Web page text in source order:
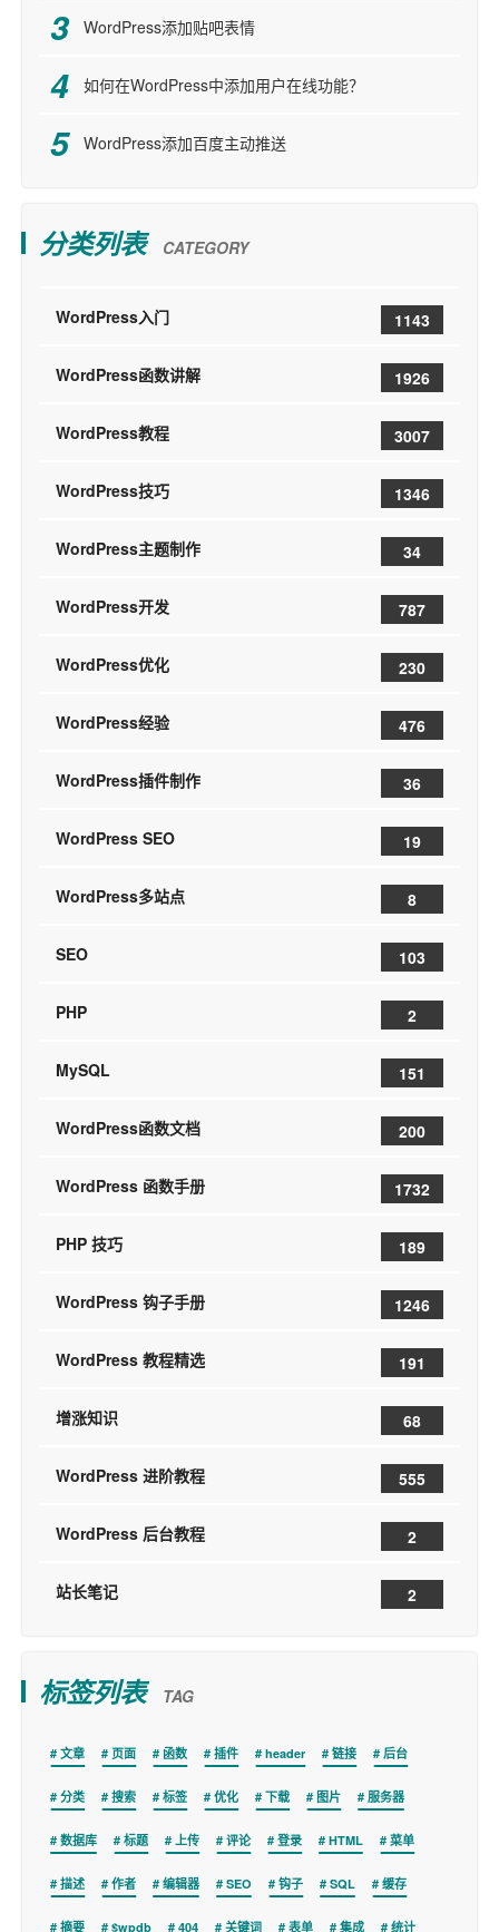
WordPress添加贴吧表情
如何在WordPress中添加用户在线功能？
WordPress添加百度主动推送
分类列表 CATEGORY
WordPress入门 1143
WordPress函数讲解 1926
WordPress教程 3007
WordPress技巧 1346
WordPress主题制作 34
WordPress开发 787
WordPress优化 230
WordPress经验 476
WordPress插件制作 36
WordPress SEO 19
WordPress多站点 8
SEO 103
PHP 2
MySQL 151
WordPress函数文档 200
WordPress 函数手册 1732
PHP 技巧 189
WordPress 钩子手册 1246
WordPress 教程精选 191
增涨知识 68
WordPress 进阶教程 555
WordPress 后台教程 2
站长笔记 2
标签列表 TAG
文章 页面 函数 插件 header 链接 后台
分类 搜索 标签 优化 下载 图片 服务器
数据库 标题 上传 评论 登录 HTML 菜单
描述 作者 编辑器 SEO 钩子 SQL 缓存
摘要 $wpdb 404 关键词 表单 集成 统计